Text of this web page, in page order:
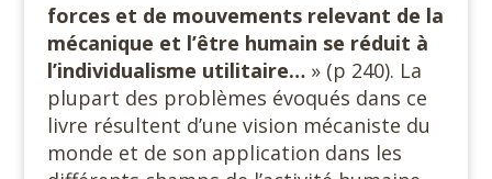
forces et de mouvements relevant de la
mécanique et l’être humain se réduit à
l’individualisme utilitaire…» (p 240). La
plupart des problèmes évoqués dans ce
livre résultent d’une vision mécaniste du
monde et de son application dans les